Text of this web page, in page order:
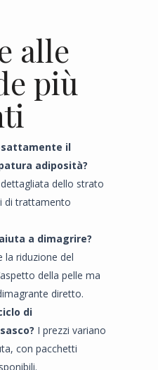
alle
più
il
adiposità?
dello strato
di trattamento
a dimagrire?
la riduzione del
della pelle ma
diretto.
di
I prezzi variano
con pacchetti